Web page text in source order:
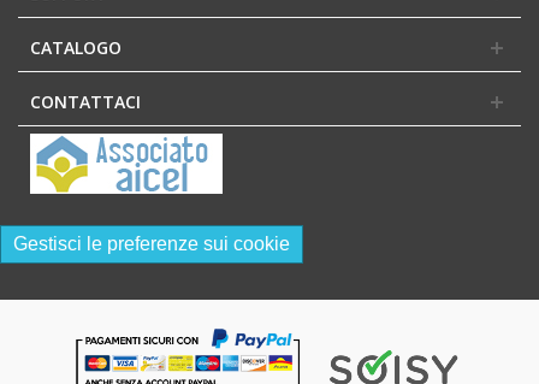
CATALOGO
CONTATTACI
Gestisci le preferenze sui cookie